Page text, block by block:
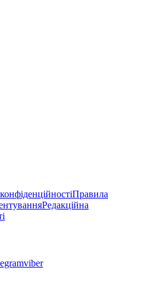
Правила
Редакційна
viber